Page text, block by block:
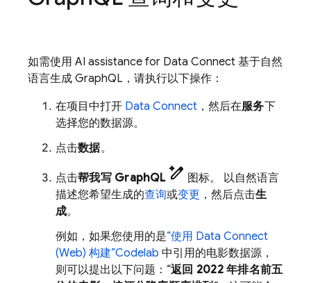
如需使用 AI assistance for Data Connect 基于自然
语言生成 GraphQL，请执行以下操作：
在项目中打开 Data Connect ，然后在服务下
选择您的数据源。
点击数据。
点击帮我写 GraphQL pen_spark 图标。 以自然语言
描述您希望生成的查询或变更 ，然后点击生
成。
例如，如果您使用的是“使用 Data Connect
(Web) 构建”Codelab 中引用的电影数据源，
则可以提出以下问题：“返回 2022 年排名前五